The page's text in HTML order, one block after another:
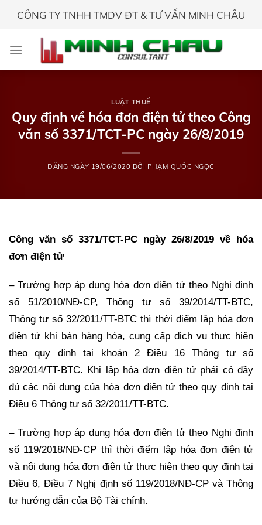
CÔNG TY TNHH TMDV ĐT & TƯ VẤN MINH CHÂU
LUẬT THUẾ
Quy định về hóa đơn điện tử theo Công
văn số 3371/TCT-PC ngày 26/8/2019
ĐĂNG NGÀY 19/06/2020 BỞI PHẠM QUỐC NGỌC
Công văn số 3371/TCT-PC ngày 26/8/2019 về hóa
đơn điện tử
– Trường hợp áp dụng hóa đơn điện tử theo Nghị định
số 51/2010/NĐ-CP, Thông tư số 39/2014/TT-BTC,
Thông tư số 32/2011/TT-BTC thì thời điểm lập hóa đơn
điện tử khi bán hàng hóa, cung cấp dịch vụ thực hiện
theo quy định tại khoản 2 Điều 16 Thông tư số
39/2014/TT-BTC. Khi lập hóa đơn điện tử phải có đầy
đủ các nội dung của hóa đơn điện tử theo quy định tại
Điều 6 Thông tư số 32/2011/TT-BTC.
– Trường hợp áp dụng hóa đơn điện tử theo Nghị định
số 119/2018/NĐ-CP thì thời điểm lập hóa đơn điện tử
và nội dung hóa đơn điện tử thực hiện theo quy định tại
Điều 6, Điều 7 Nghị định số 119/2018/NĐ-CP và Thông
tư hướng dẫn của Bộ Tài chính.